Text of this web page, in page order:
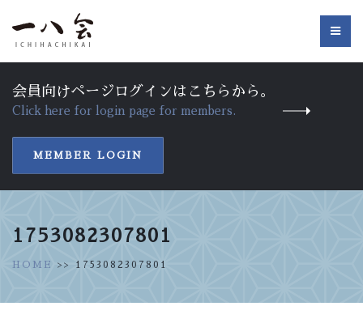
会員向けページログインはこちらから。
Click here for login page for members.
MEMBER LOGIN
1753082307801
HOME >> 1753082307801